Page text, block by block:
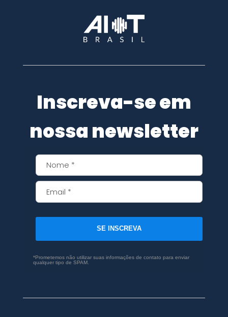
Inscreva-se em
nossa newsletter
SE INSCREVA
*Prometemos não utilizar suas informações de contato para enviar
qualquer tipo de SPAM.